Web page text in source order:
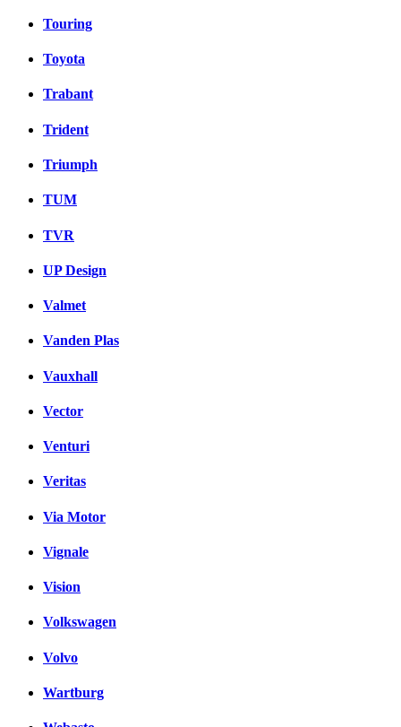
Touring
Toyota
Trabant
Trident
Triumph
TUM
TVR
UP Design
Valmet
Vanden Plas
Vauxhall
Vector
Venturi
Veritas
Via Motor
Vignale
Vision
Volkswagen
Volvo
Wartburg